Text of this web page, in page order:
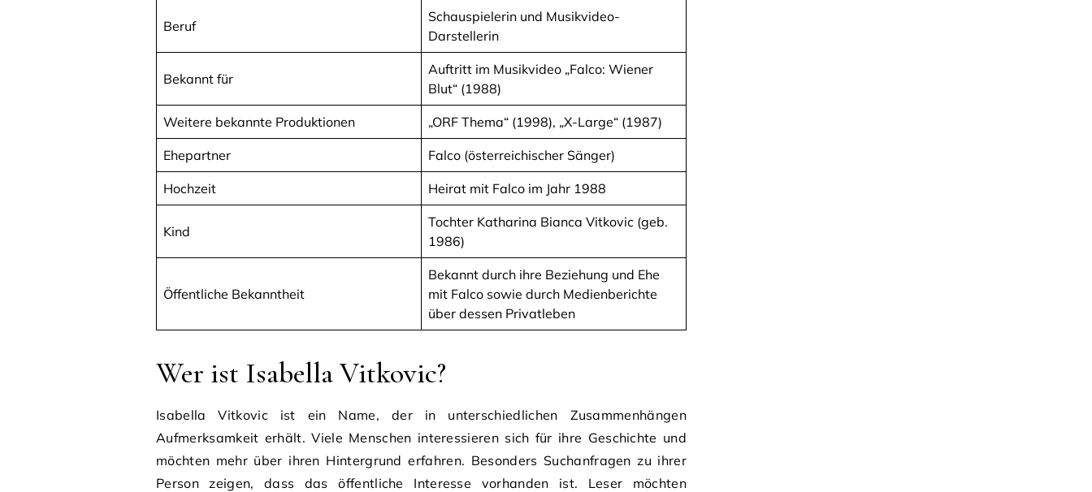
Beruf
Schauspielerin und Musikvideo-
Darstellerin
Bekannt für
Auftritt im Musikvideo „Falco: Wiener
Blut“ (1988)
Weitere bekannte Produktionen „ORF Thema“ (1998), „X-Large“ (1987)
Ehepartner Falco (österreichischer Sänger)
Hochzeit Heirat mit Falco im Jahr 1988
Kind
Tochter Katharina Bianca Vitkovic (geb.
1986)
Öffentliche Bekanntheit
Bekannt durch ihre Beziehung und Ehe
mit Falco sowie durch Medienberichte
über dessen Privatleben
Wer ist Isabella Vitkovic?
Isabella Vitkovic ist ein Name, der in unterschiedlichen Zusammenhängen
Aufmerksamkeit erhält. Viele Menschen interessieren sich für ihre Geschichte und
möchten mehr über ihren Hintergrund erfahren. Besonders Suchanfragen zu ihrer
Person zeigen, dass das öffentliche Interesse vorhanden ist. Leser möchten